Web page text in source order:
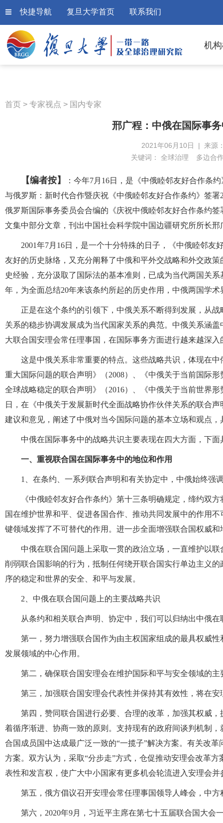
快捷导航 复旦大学首页 联系我们
机
首页 > 专家视点 > 国内专家
邢广程：中俄在国际事
2021年06月10日 | 来源
关键词： 全球治理 多边合
【编者按】
：今年7月16日，是《中俄睦邻友好合作条
与俄罗斯：新时代合作暨庆祝《中俄睦邻友好合作条约》签
俄罗斯国际事务委员会合编的《庆祝中俄睦邻友好合作条约签
文集中部分文章，刊出中国社会科学院中国边疆研究所所长
2001年7月16日，是一个十分特殊的日子，《中俄睦邻
友好的历史脉络，又充分阐释了中俄和平外交战略和外交政
史经验，充分汲取了国际法的基本准则，已成为当代两国关
年，为全面总结20年来该条约所起的历史作用，中俄两国学
正是在这个条约的引领下，中俄关系不断得到发展，从
关系的稳步协调发展成为当代国家关系的典范。中俄关系涵
大联合国安理会常任理事国，在国际事务方面进行越来越深
这是中俄关系非常重要的特点。这些战略共识，体现在
重大国际问题的联合声明》（2008）、《中俄关于当前国际
全球战略稳定的联合声明》（2016）、《中俄关于当前世界
日，在《中俄关于发展新时代全面战略协作伙伴关系的联合
建议和意见，阐述了中俄对当今国际问题的基本立场和观点
中俄在国际事务中的战略共识主要表现在四大方面，下面
一、重视联合国在国际事务中的地位和作用
1、在条约、一系列联合声明和有关协定中，中俄始终强
《中俄睦邻友好合作条约》第十三条明确规定，缔约双
国在维护世界和平、促进各国合作、推动共同发展中的作用
键领域发挥了不可替代的作用。进一步全面增强联合国权威
中俄在联合国问题上采取一贯的政治立场，一直维护以
削弱联合国影响的行为，抵制任何绕开联合国实行单边主义
序的稳定和世界的安全、和平与发展。
2、中俄在联合国问题上的主要战略共识
从条约和相关联合声明、协定中，我们可以归纳出中俄
第一，努力增强联合国作为由主权国家组成的最具权威
发展领域的中心作用。
第二，确保联合国安理会在维护国际和平与安全领域的主
第三，加强联合国安理会代表性并保持其有效性，将在
第四，赞同联合国进行必要、合理的改革，加强其权威
着循序渐进、协商一致的原则。支持现有的政府间谈判机制
合国成员国中达成最广泛一致的“一揽子”解决方案。有关改
方案。双方认为，采取“分步走”方式，仓促推动安理会改革
表性和发言权，使广大中小国家有更多机会轮流进入安理会并
第五，俄方倡议召开安理会常任理事国领导人峰会，中方
第六，2020年9月，习近平主席在第七十五届联合国大